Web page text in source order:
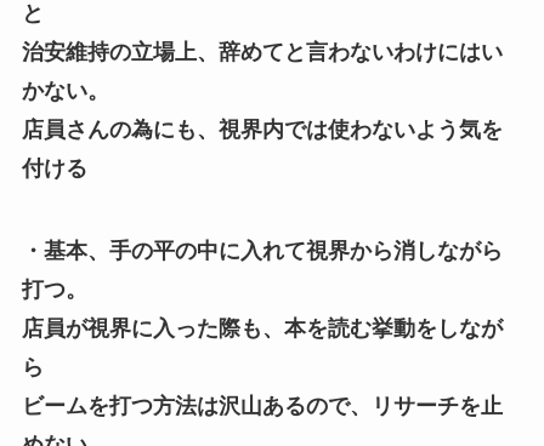
と
治安維持の立場上、辞めてと言わないわけにはい
かない。
店員さんの為にも、視界内では使わないよう気を
付ける
・基本、手の平の中に入れて視界から消しながら
打つ。
店員が視界に入った際も、本を読む挙動をしなが
ら
ビームを打つ方法は沢山あるので、リサーチを止